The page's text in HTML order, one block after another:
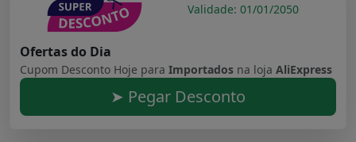
Validade: 01/01/2050
Ofertas do Dia
Cupom Desconto Hoje para Importados na loja AliExpress
➤ Pegar Desconto